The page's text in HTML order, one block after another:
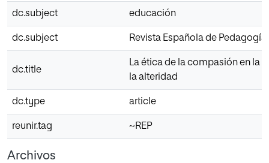
dc.subject educación
dc.subject Revista Española de Pedagogía
dc.title
La ética de la compasión en la
la alteridad
dc.type article
reunir.tag ~REP
Archivos